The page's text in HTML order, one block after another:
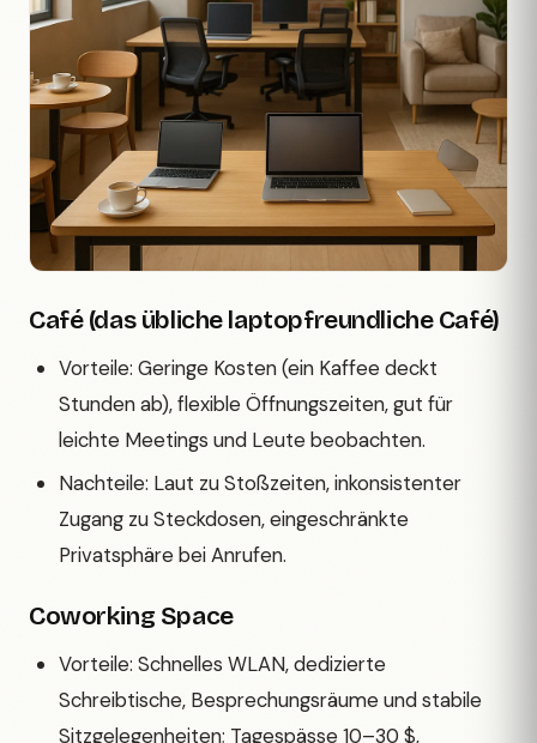
Café (das übliche laptopfreundliche Café)
Vorteile: Geringe Kosten (ein Kaffee deckt
Stunden ab), flexible Öffnungszeiten, gut für
leichte Meetings und Leute beobachten.
Nachteile: Laut zu Stoßzeiten, inkonsistenter
Zugang zu Steckdosen, eingeschränkte
Privatsphäre bei Anrufen.
Coworking Space
Vorteile: Schnelles WLAN, dedizierte
Schreibtische, Besprechungsräume und stabile
Sitzgelegenheiten; Tagespässe 10–30 $,